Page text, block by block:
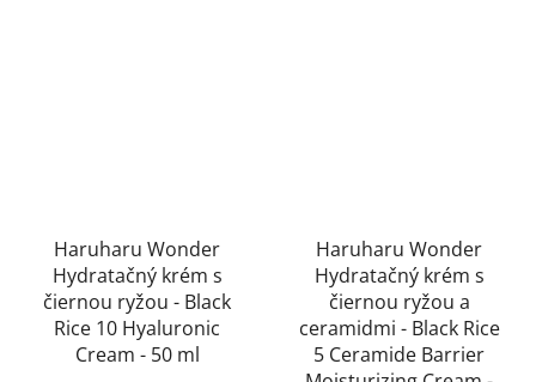
Haruharu Wonder
Hydratačný krém s
čiernou ryžou - Black
Rice 10 Hyaluronic
Cream - 50 ml
Haruharu Wonder
Hydratačný krém s
čiernou ryžou a
ceramidmi - Black Rice
5 Ceramide Barrier